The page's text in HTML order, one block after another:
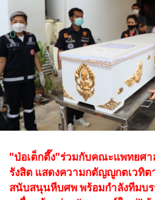
"ป่อเต็กตึ๊ง"ร่วมกับคณะแพทยศ
รังสิต แสดงความกตัญญูกตเวทิ
สนับสนุนหีบศพ พร้อมกำลังทีมบ